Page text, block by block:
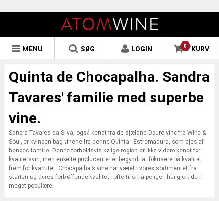
0 KURV
LOGIN
SØG
MENU
Quinta de Chocapalha. Sandra
Tavares' familie med superbe
vine.
Sandra Tavares da Silva, også kendt fra de sjældne Douro-vine fra Wine &
Soul, er kvinden bag vinene fra denne Quinta i Estremadura, som ejes af
hendes familie. Denne forholdsvis kølige region er ikke videre kendt for
kvalitetsvin, men enkelte producenter er begyndt at fokusere på kvalitet
frem for kvantitet. Chocapalha's vine har været i vores sortimentet fra
starten og deres forbløffende kvalitet - ofte til små penge - har gjort dem
meget populære.